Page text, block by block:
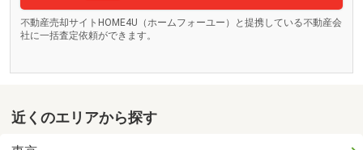
不動産売却サイトHOME4U（ホームフォーユー）と提携している不動産会
社に一括査定依頼ができます。
近くのエリアから探す